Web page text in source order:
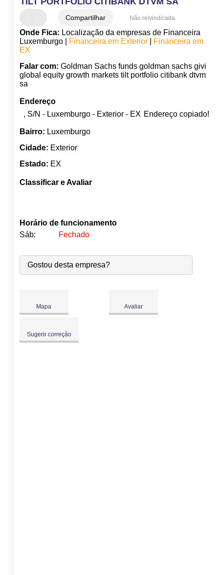
Compartilhar Não reivindicada
Onde Fica: Localização da empresas de Financeira
Luxemburgo |
Financeira em Exterior|
Financeira em
EX
Falar com: Goldman Sachs funds goldman sachs givi
global equity growth markets tilt portfolio citibank dtvm
sa
Endereço
, S/N - Luxemburgo - Exterior - EX Endereço copiado!
Bairro: Luxemburgo
Cidade: Exterior
Estado: EX
Classificar e Avaliar
Horário de funcionamento
Sáb:
Fechado
Seg: 09:00-18:00
Ter:
09:00-18:00
Qua:
09:00-18:00
Sáb:
Fechado
Gostou desta empresa?
Mapa Avaliar
Sugerir correção